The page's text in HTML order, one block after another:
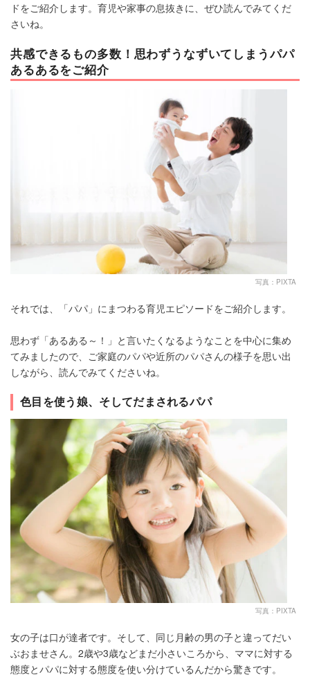
ドをご紹介します。育児や家事の息抜きに、ぜひ読んでみてくだ
さいね。
共感できるもの多数！思わずうなずいてしまうパパ
あるあるをご紹介
写真：PIXTA
それでは、「パパ」にまつわる育児エピソードをご紹介します。
思わず「あるある～！」と言いたくなるようなことを中心に集め
てみましたので、ご家庭のパパや近所のパパさんの様子を思い出
しながら、読んでみてくださいね。
色目を使う娘、そしてだまされるパパ
写真：PIXTA
女の子は口が達者です。そして、同じ月齢の男の子と違ってだい
ぶおませさん。2歳や3歳などまだ小さいころから、ママに対する
態度とパパに対する態度を使い分けているんだから驚きです。